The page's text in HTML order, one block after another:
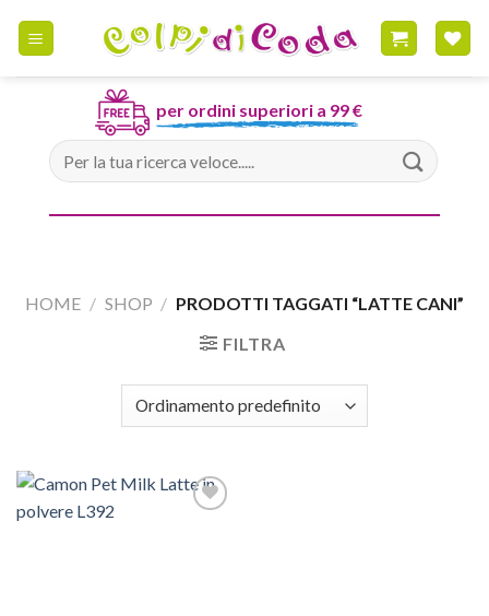
per ordini superiori a 99 €
Cerca:
HOME / SHOP / PRODOTTI TAGGATI “LATTE CANI”
FILTRA